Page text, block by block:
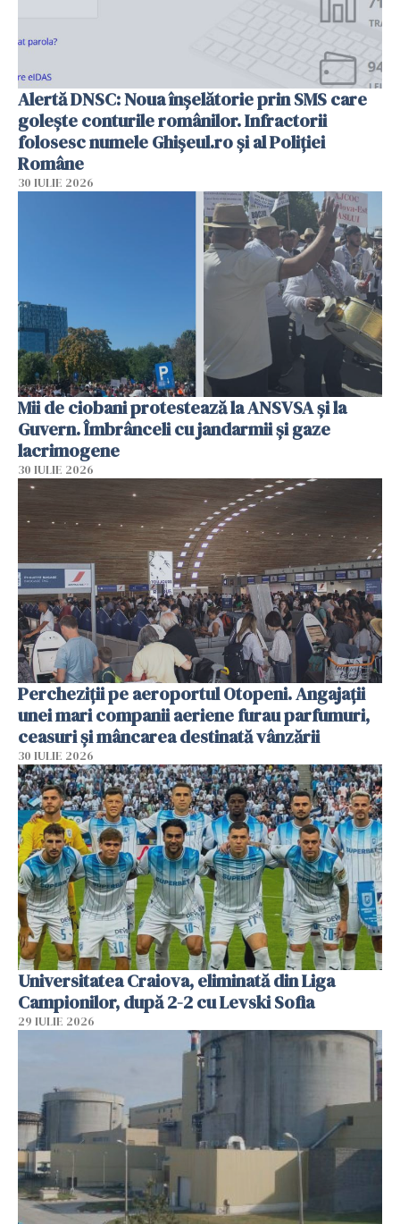
Alertă DNSC: Noua înșelătorie prin SMS care
golește conturile românilor. Infractorii
folosesc numele Ghișeul.ro și al Poliției
Române
30 IULIE 2026
Mii de ciobani protestează la ANSVSA și la
Guvern. Îmbrânceli cu jandarmii și gaze
lacrimogene
30 IULIE 2026
Percheziții pe aeroportul Otopeni. Angajații
unei mari companii aeriene furau parfumuri,
ceasuri și mâncarea destinată vânzării
30 IULIE 2026
Universitatea Craiova, eliminată din Liga
Campionilor, după 2-2 cu Levski Sofia
29 IULIE 2026